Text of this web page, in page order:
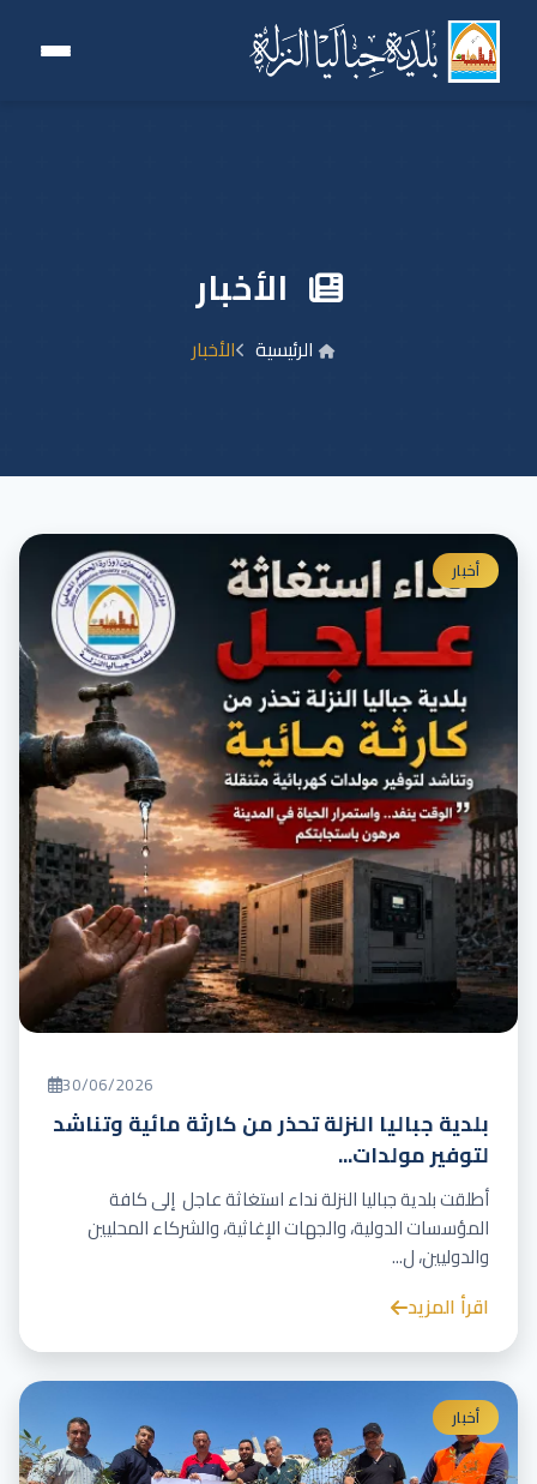
الأخبار
الرئيسية الأخبار
أخبار
30/06/2026
بلدية جباليا النزلة تحذر من كارثة مائية وتناشد
لتوفير مولدات...
أطلقت بلدية جباليا النزلة نداء استغاثة عاجل إلى كافة
المؤسسات الدولية، والجهات الإغاثية، والشركاء المحليين
والدوليين، ل...
اقرأ المزيد
أخبار